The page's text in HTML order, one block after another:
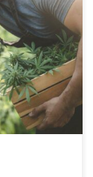
Woda
a to
nie
wyrosła na
da ci […]